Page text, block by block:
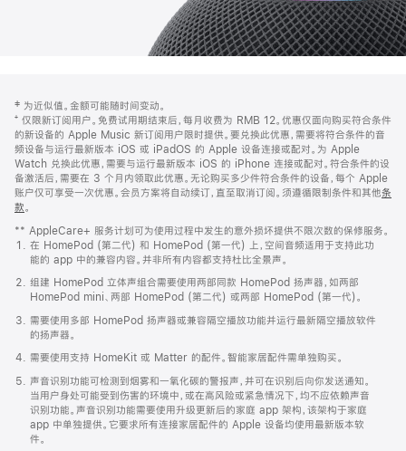
页
页
脚
注
‡ 为近似值。金额可能随时间变动。
⁺ 仅限新订阅用户。免费试用期结束后，每月收费为 RMB 12。优惠仅面向购买符合条件
的新设备的 Apple Music 新订阅用户限时提供。要兑换此优惠，需要将符合条件的音
频设备与运行最新版本 iOS 或 iPadOS 的 Apple 设备连接或配对。为 Apple
Watch 兑换此优惠，需要与运行最新版本 iOS 的 iPhone 连接或配对。符合条件的设
备激活后，需要在 3 个月内领取此优惠。无论购买多少件符合条件的设备，每个 Apple
账户仅可享受一次优惠。会员方案将自动续订，直至取消订阅。须遵循限制条件和其他条
款。
窗
口
中
打
开)
** AppleCare+ 服务计划可为使用过程中发生的意外损坏提供不限次数的保修服务。
在 HomePod (第二代) 和 HomePod (第一代) 上，空间音频适用于支持此功
能的 app 中的兼容内容。并非所有内容都支持杜比全景声。
组建 HomePod 立体声组合需要使用两部同款 HomePod 扬声器，如两部
HomePod mini、两部 HomePod (第二代) 或两部 HomePod (第一代)。
需要使用多部 HomePod 扬声器或兼容隔空播放功能并运行最新隔空播放软件
的扬声器。
需要使用支持 HomeKit 或 Matter 的配件。智能家居配件需单独购买。
声音识别功能可检测到烟雾和一氧化碳的警报声，并可在识别后向你发送通知。
当用户身处可能受到伤害的环境中，或在高风险或紧急情况下，均不应依赖声音
识别功能。声音识别功能需要使用升级更新后的家庭 app 架构，该架构于家庭
app 中单独提供。它要求所有连接家居配件的 Apple 设备均使用最新版本软
件。